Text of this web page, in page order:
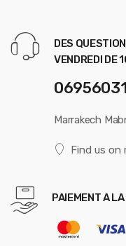
DES
VENDREDI DE
Marrakech
Find us on
PAIEMENT A